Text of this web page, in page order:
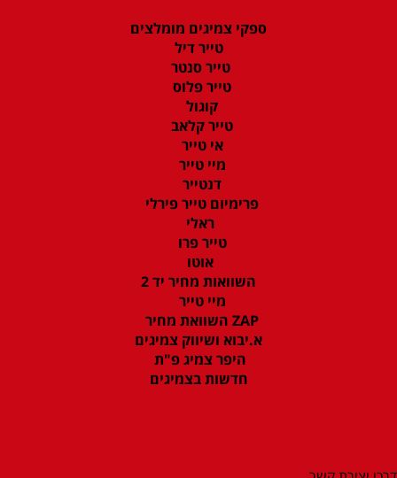
ספקי צמיגים מומלצים
טייר דיל
טייר סנטר
טייר פלוס
קוגול
טייר קלאב
אי טייר
מיי טייר
דנטייר
פרימיום טייר פירלי
ראלי
טייר פרו
אוטו
השוואות מחיר יד 2
מיי טייר
ZAP השוואת מחיר
א.יבוא ושיווק צמיגים
היפר צמיג פ"ת
חדשות בצמיגים